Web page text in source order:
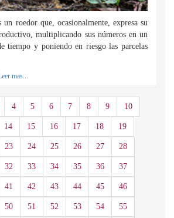
roedor que, ocasionalmente, expresa su
multiplicando sus números en un
tiempo y poniendo en riesgo las parcelas
mas...
4 5 6 7 8 9 10
14 15 16 17 18 19
23 24 25 26 27 28
32 33 34 35 36 37
41 42 43 44 45 46
50 51 52 53 54 55